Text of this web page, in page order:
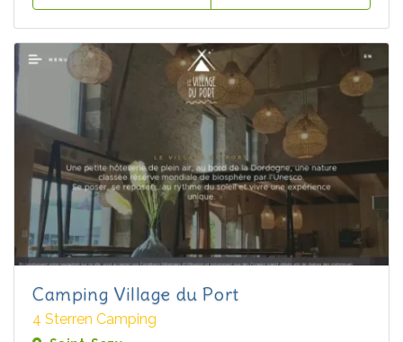
Camping Village du Port
4 Sterren Camping